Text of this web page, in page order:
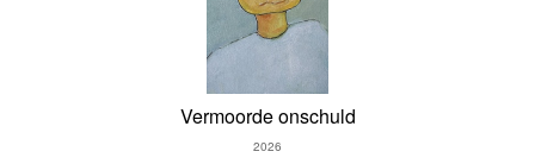
Vermoorde onschuld
2026